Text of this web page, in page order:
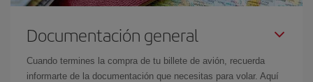
Documentación general
Cuando termines la compra de tu billete de avión, recuerda
informarte de la documentación que necesitas para volar. Aquí